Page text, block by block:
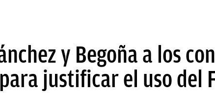
y Begoña a los
justificar el uso del